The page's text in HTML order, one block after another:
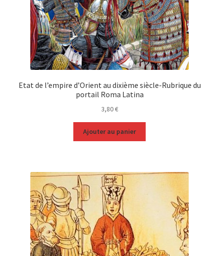
Etat de l’empire d’Orient au dixième siècle-Rubrique du
portail Roma Latina
3,80€
Ajouter au panier